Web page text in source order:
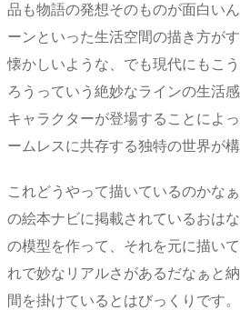
品も物語の発想そのものが面白い
ーンといった生活空間の描き方が
懐かしいような、でも現代にもこ
ろうっていう絶妙なラインの生活
キャラクターが登場することによ
ームレスに共存する独特の世界が
これどうやって描いているのかな
の絵本ナビに掲載されているおは
の模型を作って、それを元に描い
れで妙なリアルさがあるだなぁと
間を掛けているとはびっくりです。